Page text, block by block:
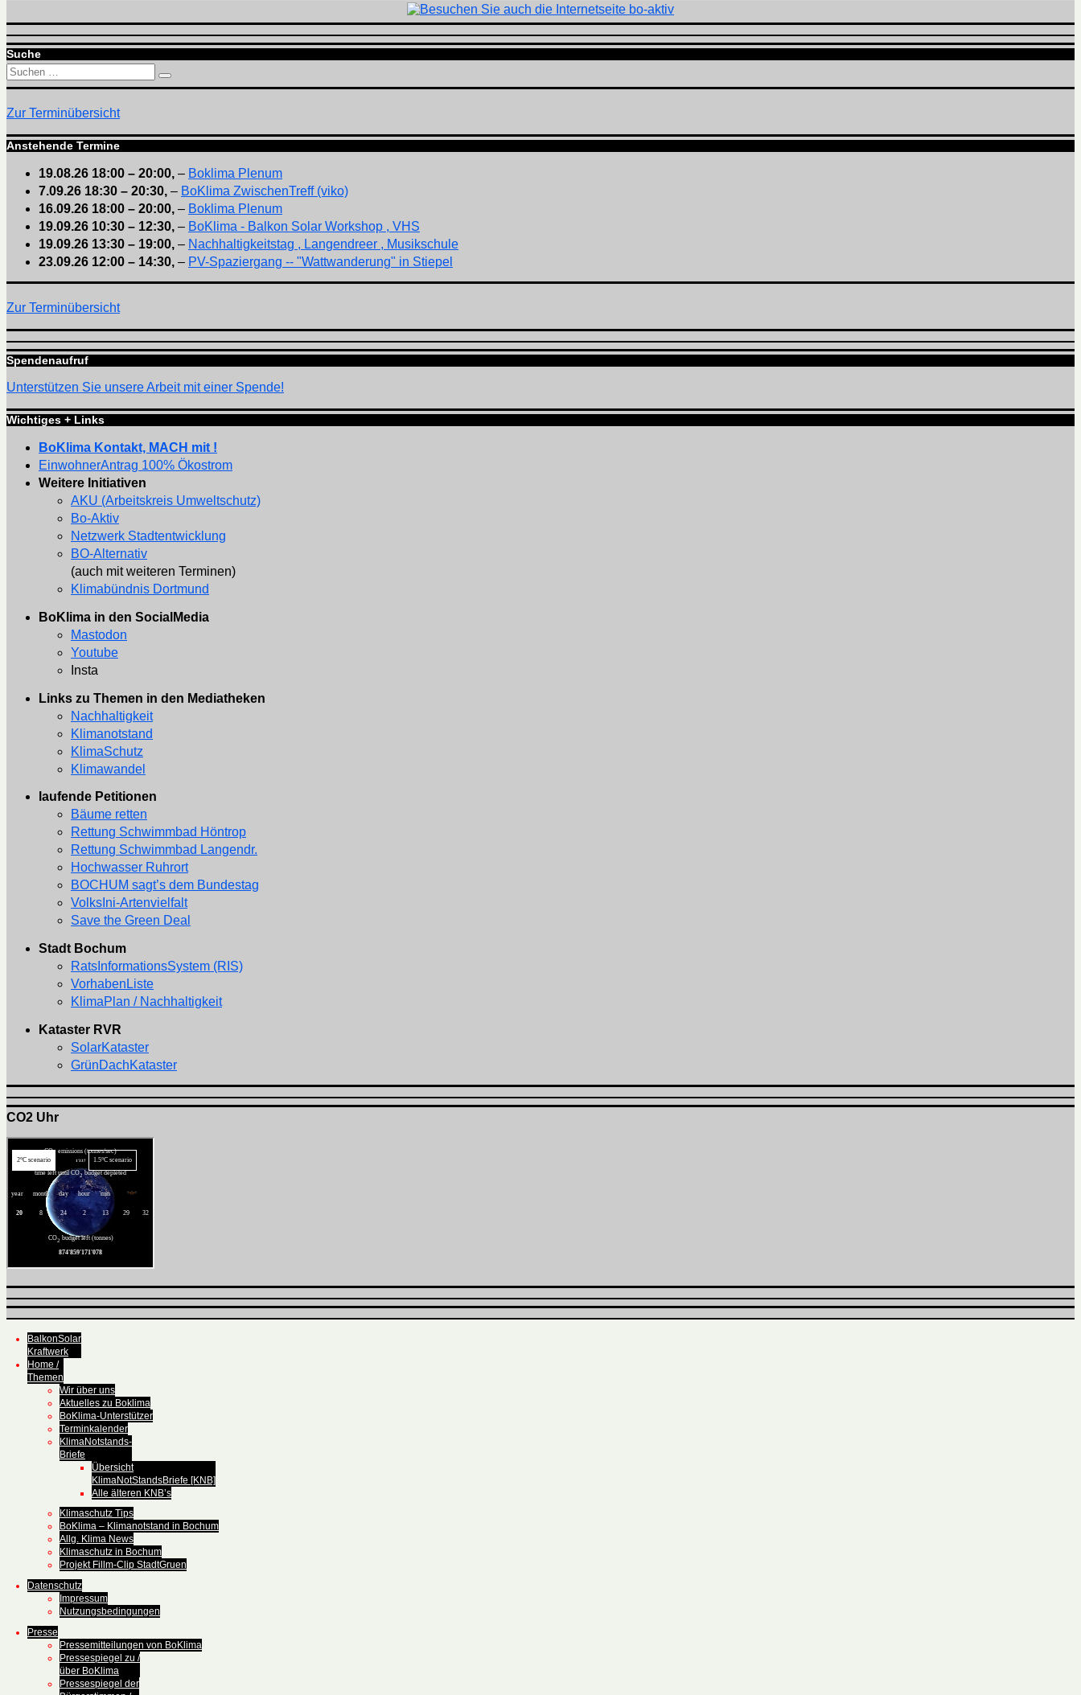
Suche
Suchen
nach:
Suchen
Zur Terminübersicht
Anstehende Termine
19.08.26 18:00 – 20:00, – Boklima Plenum
7.09.26 18:30 – 20:30, – BoKlima ZwischenTreff (viko)
16.09.26 18:00 – 20:00, – Boklima Plenum
19.09.26 10:30 – 12:30, – BoKlima - Balkon Solar Workshop , VHS
19.09.26 13:30 – 19:00, – Nachhaltigkeitstag , Langendreer , Musikschule
23.09.26 12:00 – 14:30, – PV-Spaziergang -- "Wattwanderung" in Stiepel
Zur Terminübersicht
Spendenaufruf
Unterstützen Sie unsere Arbeit mit einer Spende!
Wichtiges + Links
BoKlima Kontakt, MACH mit !
EinwohnerAntrag 100% Ökostrom
Weitere Initiativen
AKU (Arbeitskreis Umweltschutz)
Bo-Aktiv
Netzwerk Stadtentwicklung
BO-Alternativ
(auch mit weiteren Terminen)
Klimabündnis Dortmund
BoKlima in den SocialMedia
Mastodon
Youtube
Insta
Links zu Themen in den Mediatheken
Nachhaltigkeit
Klimanotstand
KlimaSchutz
Klimawandel
laufende Petitionen
Bäume retten
Rettung Schwimmbad Höntrop
Rettung Schwimmbad Langendr.
Hochwasser Ruhrort
BOCHUM sagt’s dem Bundestag
VolksIni-Artenvielfalt
Save the Green Deal
Stadt Bochum
RatsInformationsSystem (RIS)
VorhabenListe
KlimaPlan / Nachhaltigkeit
Kataster RVR
SolarKataster
GrünDachKataster
CO2 Uhr
BalkonSolar
Kraftwerk
Home /
Themen
Wir über uns
Aktuelles zu Boklima
BoKlima-Unterstützer
Terminkalender
KlimaNotstands-
Briefe
Übersicht
KlimaNotStandsBriefe [KNB]
Alle älteren KNB’s
Klimaschutz Tips
BoKlima – Klimanotstand in Bochum
Allg. Klima News
Klimaschutz in Bochum
Projekt Fillm-Clip StadtGruen
Datenschutz
Impressum
Nutzungsbedingungen
Presse
Pressemitteilungen von BoKlima
Pressespiegel zu /
über BoKlima
Pressespiegel der